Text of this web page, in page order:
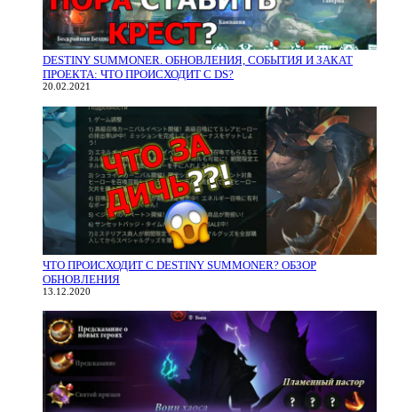
DESTINY SUMMONER. ОБНОВЛЕНИЯ, СОБЫТИЯ И ЗАКАТ
ПРОЕКТА: ЧТО ПРОИСХОДИТ С DS?
20.02.2021
ЧТО ПРОИСХОДИТ С DESTINY SUMMONER? ОБЗОР
ОБНОВЛЕНИЯ
13.12.2020